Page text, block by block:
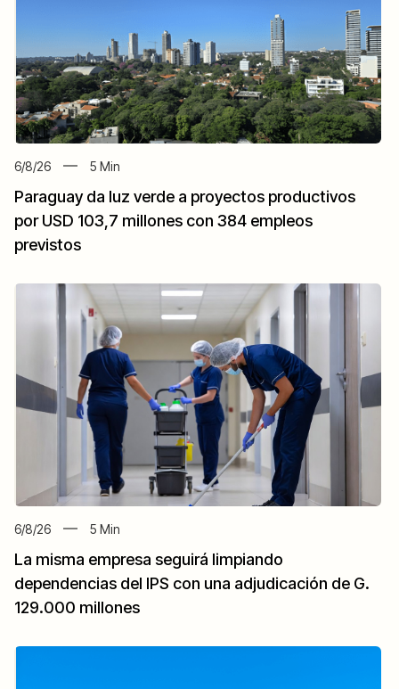
6/8/26 5 Min
Paraguay da luz verde a proyectos productivos
por USD 103,7 millones con 384 empleos
previstos
6/8/26 5 Min
La misma empresa seguirá limpiando
dependencias del IPS con una adjudicación de G.
129.000 millones